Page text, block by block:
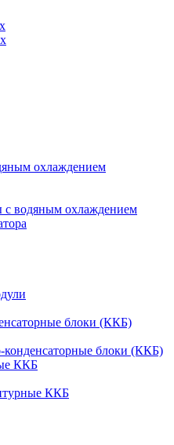
охлаждением
с водяным охлаждением
блоки (ККБ)
конденсаторные блоки (ККБ)
ККБ
ККБ